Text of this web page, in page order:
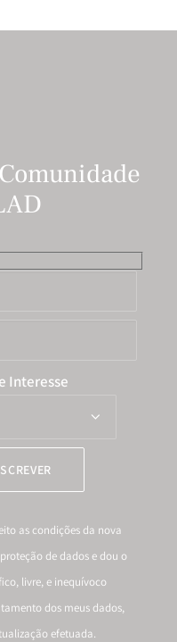
Interesse
as condições da nova
de dados e dou o
livre, e inequívoco
dos meus dados,
efetuada.